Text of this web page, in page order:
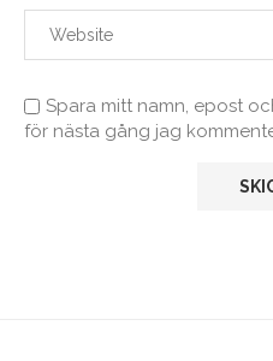
Spara mitt namn, epost
för nästa gång jag